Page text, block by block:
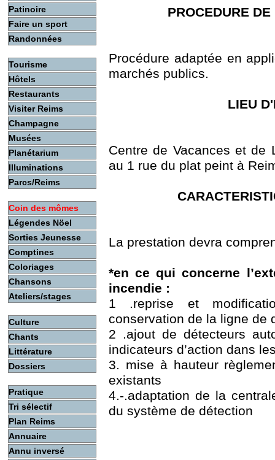
Patinoire
Faire un sport
Randonnées
Tourisme
Hôtels
Restaurants
Visiter Reims
Champagne
Musées
Planétarium
Illuminations
Parcs/Reims
Coin des mômes
Légendes Nöel
Sorties Jeunesse
Comptines
Coloriages
Chansons
Ateliers/stages
Culture
Chants
Littérature
Dossiers
Pratique
Tri sélectif
Plan Reims
Annuaire
Annu inversé
PROCEDURE
Procédure adaptée en
marchés publics.
LIEU
Centre de Vacances et de
au 1 rue du plat peint à
La prestation devra
*en ce qui concerne
incendie :
1 .reprise et
conservation de la ligne de
2 .ajout de détecteurs
indicateurs d’action dans
3. mise à hauteur
existants
4.-.adaptation de la
du système de détection